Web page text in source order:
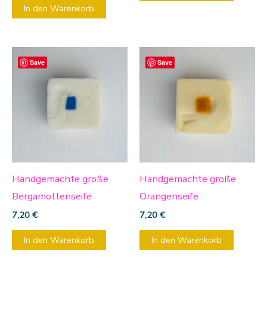
In den Warenkorb
Save
Handgemachte große
Bergamottenseife
7,20 €
In den Warenkorb
Save
Handgemachte große
Orangenseife
7,20 €
In den Warenkorb